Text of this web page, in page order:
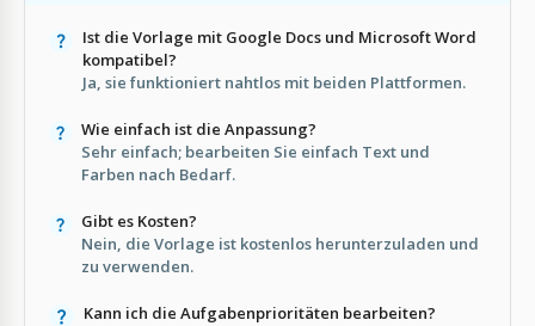
Ist die Vorlage mit Google Docs und Microsoft Word
kompatibel?
Ja, sie funktioniert nahtlos mit beiden Plattformen.
Wie einfach ist die Anpassung?
Sehr einfach; bearbeiten Sie einfach Text und
Farben nach Bedarf.
Gibt es Kosten?
Nein, die Vorlage ist kostenlos herunterzuladen und
zu verwenden.
Kann ich die Aufgabenprioritäten bearbeiten?